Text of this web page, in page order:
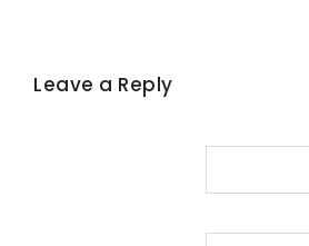
Leave a Reply